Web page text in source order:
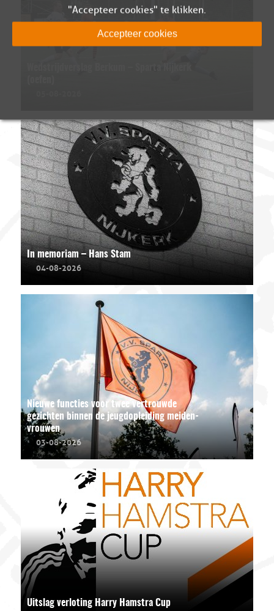
In memoriam – Hans Stam
04-08-2026
Nieuwe functies voor twee vertrouwde
gezichten binnen de jeugdopleiding meiden-
vrouwen
03-08-2026
Uitslag verloting Harry Hamstra Cup
"Accepteer cookies" te klikken.
Accepteer cookies